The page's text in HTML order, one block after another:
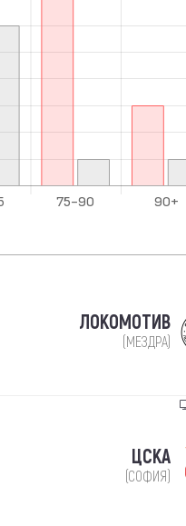
ЛОКОМОТИВ
(МЕЗДРА)
ЦСКА
(СОФИЯ)